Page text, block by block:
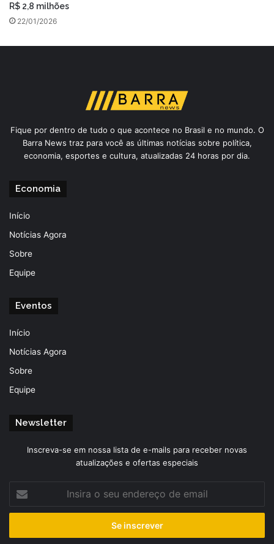
R$ 2,8 milhões
22/01/2026
Fique por dentro de tudo o que acontece no Brasil e no mundo. O
Barra News traz para você as últimas notícias sobre política,
economia, esportes e cultura, atualizadas 24 horas por dia.
Economia
Início
Notícias Agora
Sobre
Equipe
Eventos
Início
Notícias Agora
Sobre
Equipe
Newsletter
Inscreva-se em nossa lista de e-mails para receber novas
atualizações e ofertas especiais
seu
de